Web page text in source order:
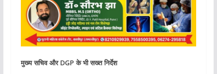
मुख्य सचिव और DGP के भी सख्त निर्देश